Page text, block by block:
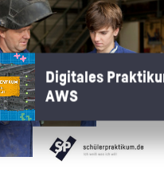
Digitales
AWS